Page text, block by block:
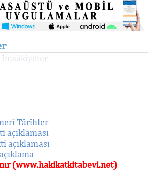
İmsâkiyeler
Târîhler
açıklaması
açıklaması
(www.hakikatkitabevi.net)